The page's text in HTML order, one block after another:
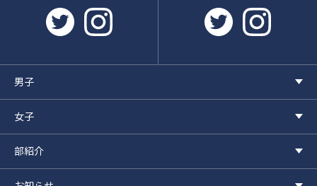
twitterinstagram twitter
男子
女子
部紹介